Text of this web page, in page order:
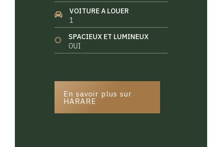
VOITURE A LOUER
1
SPACIEUX ET LUMINEUX
OUI
En savoir plus sur
HARARE